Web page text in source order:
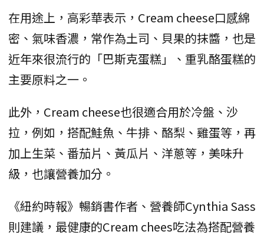
在用途上，高彩華表示，Cream cheese口感綿
密、氣味香濃，常作為土司、貝果的抹醬，也是
近年來很流行的「巴斯克蛋糕」、重乳酪蛋糕的
主要原料之一。
此外，Cream cheese也很適合用於冷盤、沙
拉，例如，搭配鮭魚、牛排、酪梨、雞蛋等，再
加上生菜、番茄片、黃瓜片、洋蔥等，美味升
級，也讓營養加分。
《紐約時報》暢銷書作者、營養師Cynthia Sass
則建議，最健康的Cream chees吃法為搭配營養